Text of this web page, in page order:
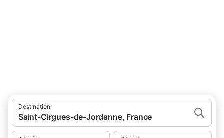
Destination
Saint-Cirgues-de-Jordanne, France